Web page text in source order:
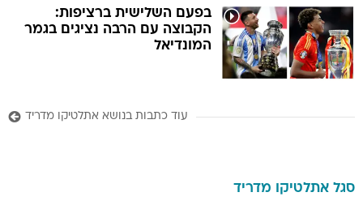
בפעם השלישית ברציפות:
הקבוצה עם הרבה נציגים בגמר
המונדיאל
עוד כתבות בנושא אתלטיקו מדריד
סגל אתלטיקו מדריד